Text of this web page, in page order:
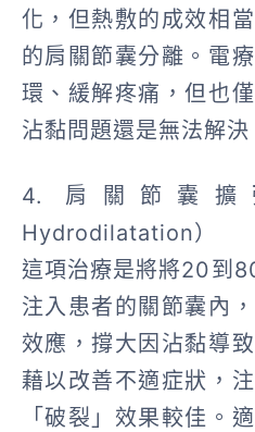
化，但熱敷的成效相
的肩關節囊分離。電
環、緩解疼痛，但也
沾黏問題還是無法解決
4. 肩關節囊擴
Hydrodilatation）
這項治療是將將20到
注入患者的關節囊內
效應，撐大因沾黏導
藉以改善不適症狀，
「破裂」效果較佳。